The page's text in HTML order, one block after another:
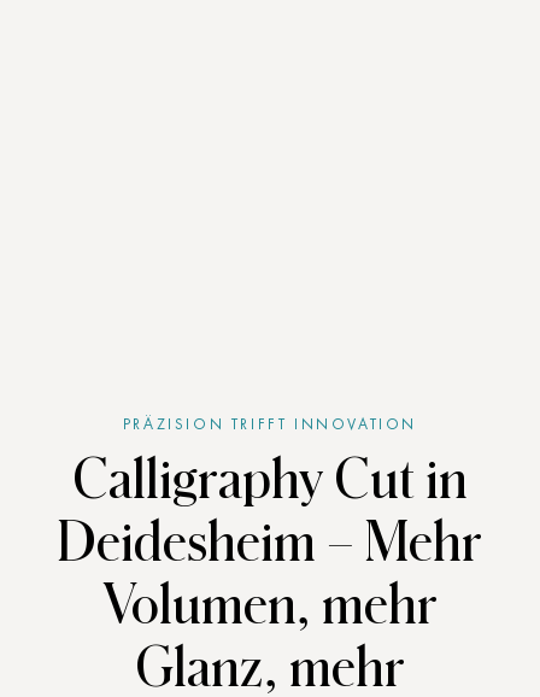
PRÄZISION TRIFFT INNOVATION
Calligraphy Cut in
Deidesheim – Mehr
Volumen, mehr
Glanz, mehr